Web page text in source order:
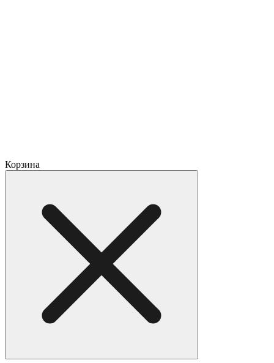
Корзина